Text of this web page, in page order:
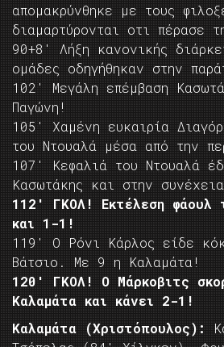
απομακρύνθηκε με τους
διαμαρτύρονται οτι πέρασε
90+8′ Λήξη κανονικής
ομάδες οδηγήθηκαν στην
102′ Μεγάλη επέμβαση
Παγώνη!
105′ Χαμένη ευκαιρία
του Ντουαλά μέσα από την
107′ Κεφαλιά του Ντουαλά
Κασωτάκης και στην
112′ ΓΚΟΛ! Εκτέλεση φάουλ
και 1-1!
119′ Ο Ρόνι Κάρλος είδε
Βάτσιο. Με 9 η Καλαμάτα!
120′ ΓΚΟΛ! Ο Μάρκοβιτς
Καλαμάτα και κάνει 2-1!
Καλαμάτα (Χριστόπουλος):